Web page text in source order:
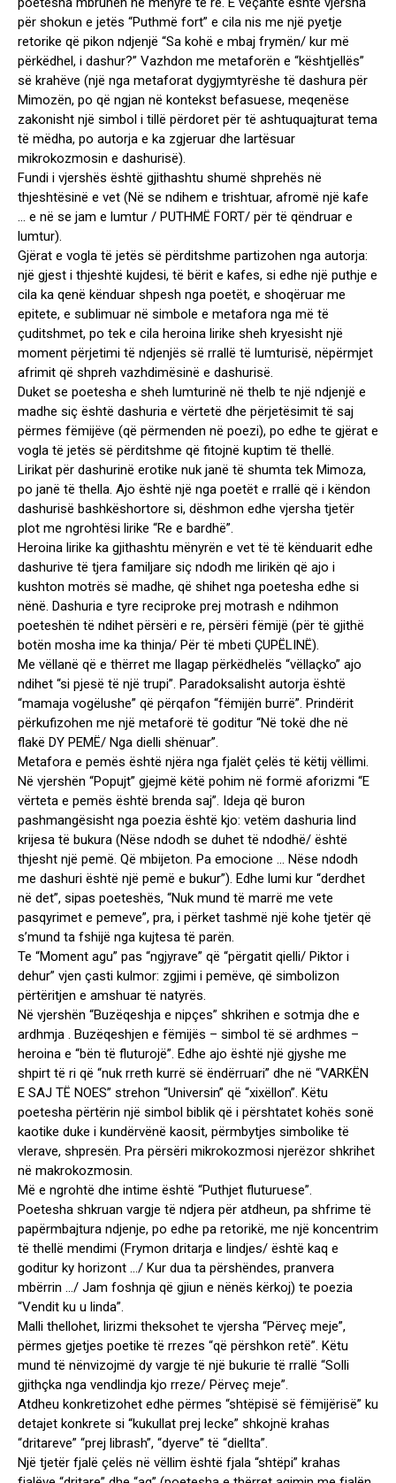
për shokun e jetës “Puthmë fort” e cila nis me një pyetje
retorike që pikon ndjenjë “Sa kohë e mbaj frymën/ kur më
përkëdhel, i dashur?” Vazhdon me metaforën e “kështjellës”
së krahëve (një nga metaforat dygjymtyrëshe të dashura për
Mimozën, po që ngjan në kontekst befasuese, meqenëse
zakonisht një simbol i tillë përdoret për të ashtuquajturat tema
të mëdha, po autorja e ka zgjeruar dhe lartësuar
mikrokozmosin e dashurisë).
Fundi i vjershës është gjithashtu shumë shprehës në
thjeshtësinë e vet (Në se ndihem e trishtuar, afromë një kafe
… e në se jam e lumtur / PUTHMË FORT/ për të qëndruar e
lumtur).
Gjërat e vogla të jetës së përditshme partizohen nga autorja:
një gjest i thjeshtë kujdesi, të bërit e kafes, si edhe një puthje e
cila ka qenë kënduar shpesh nga poetët, e shoqëruar me
epitete, e sublimuar në simbole e metafora nga më të
çuditshmet, po tek e cila heroina lirike sheh kryesisht një
moment përjetimi të ndjenjës së rrallë të lumturisë, nëpërmjet
afrimit që shpreh vazhdimësinë e dashurisë.
Duket se poetesha e sheh lumturinë në thelb te një ndjenjë e
madhe siç është dashuria e vërtetë dhe përjetësimit të saj
përmes fëmijëve (që përmenden në poezi), po edhe te gjërat e
vogla të jetës së përditshme që fitojnë kuptim të thellë.
Lirikat për dashurinë erotike nuk janë të shumta tek Mimoza,
po janë të thella. Ajo është një nga poetët e rrallë që i këndon
dashurisë bashkëshortore si, dëshmon edhe vjersha tjetër
plot me ngrohtësi lirike “Re e bardhë”.
Heroina lirike ka gjithashtu mënyrën e vet të të kënduarit edhe
dashurive të tjera familjare siç ndodh me lirikën që ajo i
kushton motrës së madhe, që shihet nga poetesha edhe si
nënë. Dashuria e tyre reciproke prej motrash e ndihmon
poeteshën të ndihet përsëri e re, përsëri fëmijë (për të gjithë
botën mosha ime ka thinja/ Për të mbeti ÇUPËLINË).
Me vëllanë që e thërret me llagap përkëdhelës “vëllaçko” ajo
ndihet “si pjesë të një trupi”. Paradoksalisht autorja është
“mamaja vogëlushe” që përqafon “fëmijën burrë”. Prindërit
përkufizohen me një metaforë të goditur “Në tokë dhe në
flakë DY PEMË/ Nga dielli shënuar”.
Metafora e pemës është njëra nga fjalët çelës të këtij vëllimi.
Në vjershën “Popujt” gjejmë këtë pohim në formë aforizmi “E
vërteta e pemës është brenda saj”. Ideja që buron
pashmangësisht nga poezia është kjo: vetëm dashuria lind
krijesa të bukura (Nëse ndodh se duhet të ndodhë/ është
thjesht një pemë. Që mbijeton. Pa emocione … Nëse ndodh
me dashuri është një pemë e bukur”). Edhe lumi kur “derdhet
në det”, sipas poeteshës, “Nuk mund të marrë me vete
pasqyrimet e pemeve”, pra, i përket tashmë një kohe tjetër që
s’mund ta fshijë nga kujtesa të parën.
Te “Moment agu” pas “ngjyrave” që “përgatit qielli/ Piktor i
dehur” vjen çasti kulmor: zgjimi i pemëve, që simbolizon
përtëritjen e amshuar të natyrës.
Në vjershën “Buzëqeshja e nipçes” shkrihen e sotmja dhe e
ardhmja . Buzëqeshjen e fëmijës – simbol të së ardhmes –
heroina e “bën të fluturojë”. Edhe ajo është një gjyshe me
shpirt të ri që “nuk rreth kurrë së ëndërruari” dhe në “VARKËN
E SAJ TË NOES” strehon “Universin” që “xixëllon”. Këtu
poetesha përtërin një simbol biblik që i përshtatet kohës sonë
kaotike duke i kundërvënë kaosit, përmbytjes simbolike të
vlerave, shpresën. Pra përsëri mikrokozmosi njerëzor shkrihet
në makrokozmosin.
Më e ngrohtë dhe intime është “Puthjet fluturuese”.
Poetesha shkruan vargje të ndjera për atdheun, pa shfrime të
papërmbajtura ndjenje, po edhe pa retorikë, me një koncentrim
të thellë mendimi (Frymon dritarja e lindjes/ është kaq e
goditur ky horizont …/ Kur dua ta përshëndes, pranvera
mbërrin …/ Jam foshnja që gjiun e nënës kërkoj) te poezia
“Vendit ku u linda”.
Malli thellohet, lirizmi theksohet te vjersha “Përveç meje”,
përmes gjetjes poetike të rrezes “që përshkon retë”. Këtu
mund të nënvizojmë dy vargje të një bukurie të rrallë “Solli
gjithçka nga vendlindja kjo rreze/ Përveç meje”.
Atdheu konkretizohet edhe përmes “shtëpisë së fëmijërisë” ku
detajet konkrete si “kukullat prej lecke” shkojnë krahas
“dritareve” “prej librash”, “dyerve” të “diellta”.
Një tjetër fjalë çelës në vëllim është fjala “shtëpi” krahas